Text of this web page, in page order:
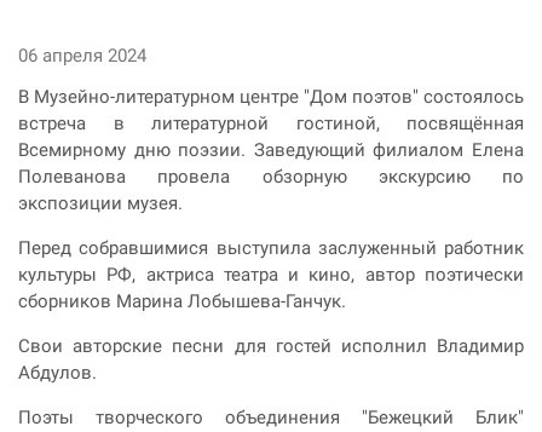
06 апреля 2024
В Музейно-литературном центре "Дом поэтов" состоялось
встреча в литературной гостиной, посвящённая
Всемирному дню поэзии. Заведующий филиалом Елена
Полеванова провела обзорную экскурсию по
экспозиции музея.
Перед собравшимися выступила заслуженный работник
культуры РФ, актриса театра и кино, автор поэтически
сборников Марина Лобышева-Ганчук.
Свои авторские песни для гостей исполнил Владимир
Абдулов.
Поэты творческого объединения "Бежецкий Блик"